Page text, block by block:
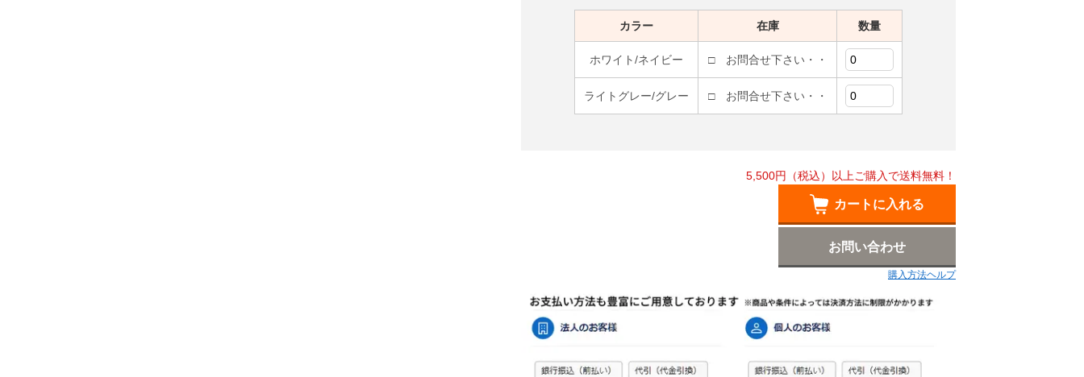
カラー 在庫 数量
ホワイト/ネイビー □ お問合せ下さい・・
ライトグレー/グレー □ お問合せ下さい・・
5,500円（税込）以上ご購入で送料無料！
カートに入れる
お問い合わせ
購入方法ヘルプ